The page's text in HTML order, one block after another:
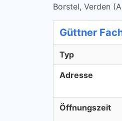
Borstel, Verden
Güttner
Typ
Adresse
Öffnungszeit